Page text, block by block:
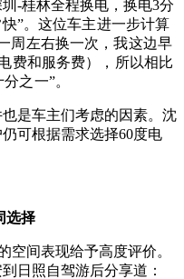
-桂林全程换电，换电3分
”。 这位车主进一步计算
周左右换一次，我这边早
费和服务费），所以相比
之一”。
是车主们考虑的因素。沈
可根据需求选择60度电
选择
空间表现给予高度评价。
日照自驾游后分享道：